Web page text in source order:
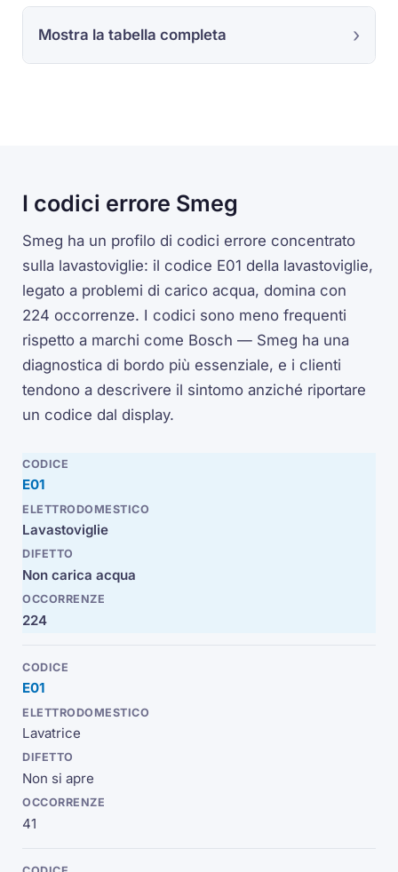
Mostra la tabella completa
I codici errore Smeg
Smeg ha un profilo di codici errore concentrato
sulla lavastoviglie: il codice E01 della lavastoviglie,
legato a problemi di carico acqua, domina con
224 occorrenze. I codici sono meno frequenti
rispetto a marchi come Bosch — Smeg ha una
diagnostica di bordo più essenziale, e i clienti
tendono a descrivere il sintomo anziché riportare
un codice dal display.
E01
Lavastoviglie
Non carica acqua
224
E01
Lavatrice
Non si apre
41